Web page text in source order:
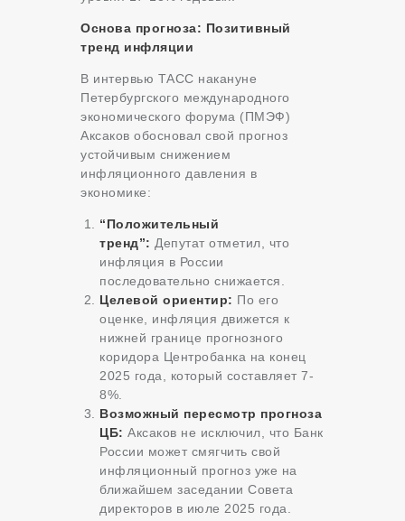
Основа прогноза: Позитивный
тренд инфляции
В интервью ТАСС накануне
Петербургского международного
экономического форума (ПМЭФ)
Аксаков обосновал свой прогноз
устойчивым снижением
инфляционного давления в
экономике:
“Положительный
тренд”: Депутат отметил, что
инфляция в России
последовательно снижается.
Целевой ориентир: По его
оценке, инфляция движется к
нижней границе прогнозного
коридора Центробанка на конец
2025 года, который составляет 7-
8%.
Возможный пересмотр прогноза
ЦБ: Аксаков не исключил, что Банк
России может смягчить свой
инфляционный прогноз уже на
ближайшем заседании Совета
директоров в июле 2025 года.